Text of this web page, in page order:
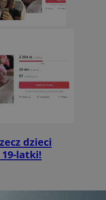
dzieci
latki!